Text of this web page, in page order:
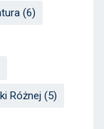
(6)
Różnej (5)